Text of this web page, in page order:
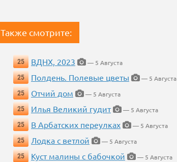
Также смотрите:
25 ВДНХ, 2023
— 5 Августа
25
Полдень. Полевые цветы
— 5 Августа
25
Отчий дом
— 5 Августа
25
Илья Великий гудит
— 5 Августа
25
В Арбатских переулках
— 5 Августа
25
Лодка с ветлой
— 5 Августа
25
Куст малины с бабочкой
— 5 Августа